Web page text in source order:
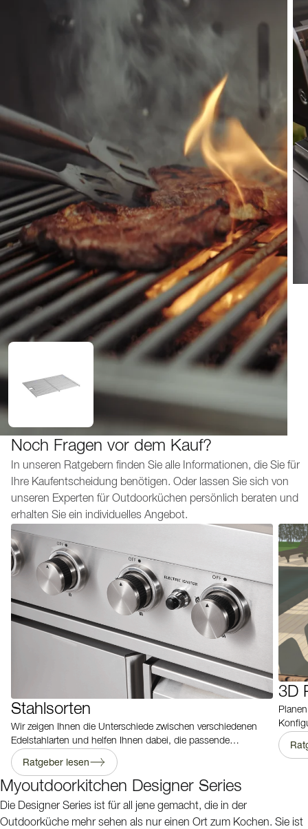
Noch Fragen vor dem Kauf?
In unseren Ratgebern finden Sie alle Informationen, die Sie für
Ihre Kaufentscheidung benötigen. Oder lassen Sie sich von
unseren Experten für Outdoorküchen persönlich beraten und
erhalten Sie ein individuelles Angebot.
Stahlsorten
Wir zeigen Ihnen die Unterschiede zwischen verschiedenen
Edelstahlarten und helfen Ihnen dabei, die passende
Outdoorküche für Ihren Aussenbereich zu wählen – langlebig,
pflegeleicht und witterungsbeständig.
Ratgeber lesen
3D
ein
Myoutdoorkitchen Designer Series
Die Designer Series ist für all jene gemacht, die in der
Outdoorküche mehr sehen als nur einen Ort zum Kochen. Sie ist